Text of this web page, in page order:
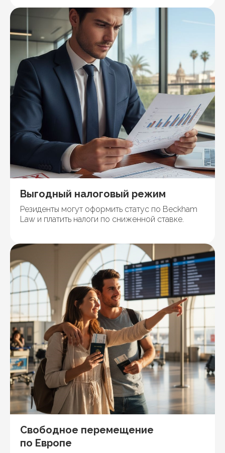
Выгодный налоговый режим
Резиденты могут оформить статус по Beckham
Law и платить налоги по сниженной ставке.
Свободное перемещение
по Европе